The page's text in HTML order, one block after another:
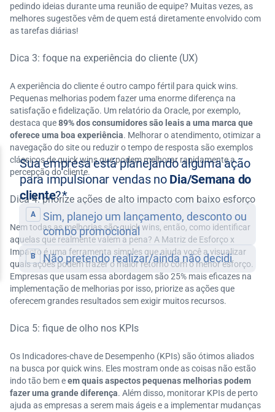
pedindo ideias durante uma reunião de equipe? Muitas vezes, as
melhores sugestões vêm de quem está diretamente envolvido com
as tarefas diárias!
Dica 3: foque na experiência do cliente (UX)
A experiência do cliente é outro campo fértil para quick wins.
Pequenas melhorias podem fazer uma enorme diferença na
satisfação e fidelização. Um relatório da Oracle, por exemplo,
destaca que89% dos consumidores são leais a uma marca que
oferece uma boa experiência. Melhorar o atendimento, otimizar a
navegação do site ou reduzir o tempo de resposta são exemplos
clássicos de quick wins que podem melhorar rapidamente a
percepção do cliente.
Dica 4: priorize ações de alto impacto com baixo esforço
Nem todas as melhorias são quick wins, então, como identificar
aquelas que realmente valem a pena? A Matriz de Esforço x
Impacto é uma ferramenta simples que ajuda você a visualizar
quais ações podem trazer o maior retorno com o menor esforço.
Empresas que usam essa abordagem são 25% mais eficazes na
implementação de melhorias por isso, priorize as ações que
oferecem grandes resultados sem exigir muitos recursos.
Dica 5: fique de olho nos KPIs
Os Indicadores-chave de Desempenho (KPIs) são ótimos aliados
na busca por quick wins. Eles mostram onde as coisas não estão
indo tão bem eem quais aspectos pequenas melhorias podem
fazer uma grande diferença. Além disso, monitorar KPIs de perto
ajuda as empresas a serem mais ágeis e a implementar mudanças